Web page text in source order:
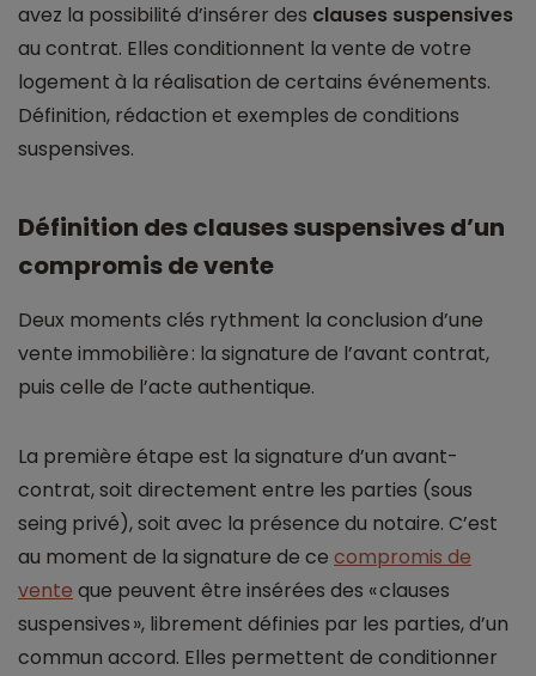
avez la possibilité d’insérer des clauses suspensives
au contrat. Elles conditionnent la vente de votre
logement à la réalisation de certains événements.
Définition, rédaction et exemples de conditions
suspensives.
Définition des clauses suspensives d’un
compromis de vente
Deux moments clés rythment la conclusion d’une
vente immobilière : la signature de l’avant contrat,
puis celle de l’acte authentique.
La première étape est la signature d’un avant-
contrat, soit directement entre les parties (sous
seing privé), soit avec la présence du notaire. C’est
au moment de la signature de ce compromis de
vente que peuvent être insérées des « clauses
suspensives », librement définies par les parties, d’un
commun accord. Elles permettent de conditionner